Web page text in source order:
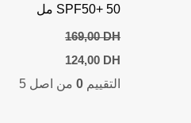
SPF50+ 50 مل
169,00DH
Original
was:
124,00 DH
Current
is:
التقييم 0من اصل 5